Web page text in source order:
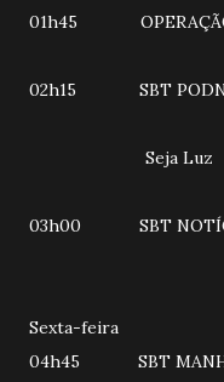
01h45
02h15
03h00
Sexta-feira
04h45 SBT